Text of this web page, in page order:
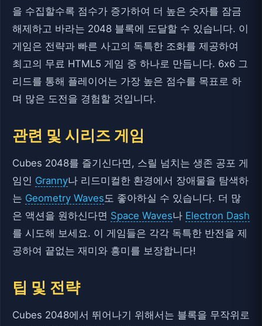
을 수집할수록 점수가 증가하여 더 높은 숫자를 잠금
해제하고 바라는 2048 블록에 도달할 수 있습니다. 이
게임은 전략과 빠른 사고의 독특한 조화를 제공하여
최고의 무료 HTML5 게임 중 하나로 만듭니다. 6x6 그
리드를 통해 플레이어는 가장 높은 점수를 목표로 하
며 많은 도전을 경험할 것입니다.
관련 및 시리즈 게임
Cubes 2048를 즐기신다면, 스릴 넘치는 생존 공포 게
임인 Granny나 리드미컬한 환경에서 장애물을 탐색하
는 Geometry Waves 도 좋아하실 수 있습니다. 더 많
은 액션을 원하신다면 Space Waves나 Electron Dash
를 시도해 보세요. 이 게임들은 각각 독특한 반전을 제
공하여 끝없는 재미와 흥미를 보장합니다!
팁 및 전략
Cubes 2048에서 뛰어나기 위해서는 블록을 무작위로